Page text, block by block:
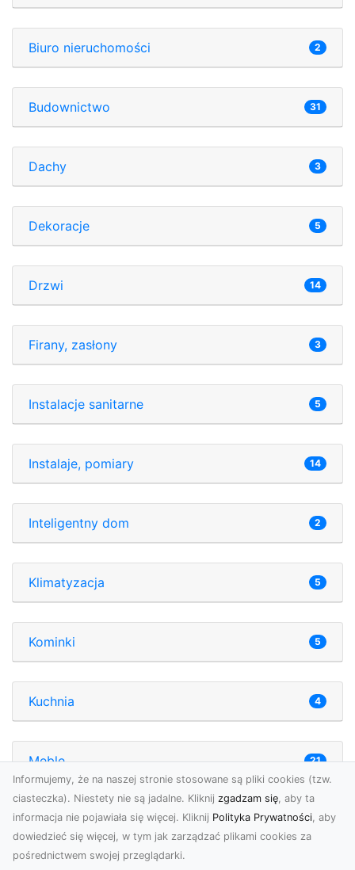
Biuro nieruchomości 2
Budownictwo 31
Dachy 3
Dekoracje 5
Drzwi 14
Firany, zasłony 3
Instalacje sanitarne 5
Instalaje, pomiary 14
Inteligentny dom 2
Klimatyzacja 5
Kominki 5
Kuchnia 4
Meble 21
Nieruchomości 6
Informujemy, że na naszej stronie stosowane są pliki cookies (tzw.
ciasteczka). Niestety nie są jadalne. Kliknij zgadzam się, aby ta
informacja nie pojawiała się więcej. Kliknij Polityka Prywatności, aby
dowiedzieć się więcej, w tym jak zarządzać plikami cookies za
pośrednictwem swojej przeglądarki.